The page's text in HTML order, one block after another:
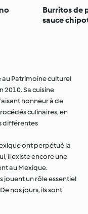
Burritos de
sauce
au Patrimoine culturel
2010. Sa cuisine
honneur à de
culinaires, en
différentes
ont perpétué la
il existe encore une
au Mexique.
jouent un rôle essentiel
nos jours, ils sont